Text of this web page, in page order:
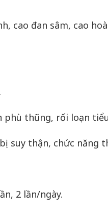
cao đan sâm, cao
thũng, rối loạn
suy thận, chức năng
2 lần/ngày.